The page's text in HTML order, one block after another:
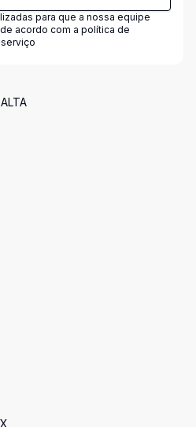
para que a nossa equipe
acordo com a política de